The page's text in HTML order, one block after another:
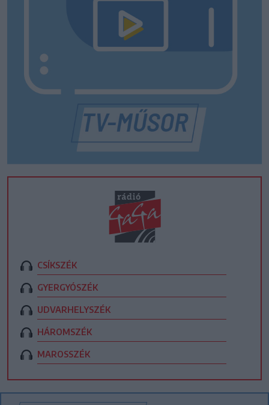
CSÍKSZÉK
GYERGYÓSZÉK
UDVARHELYSZÉK
HÁROMSZÉK
MAROSSZÉK